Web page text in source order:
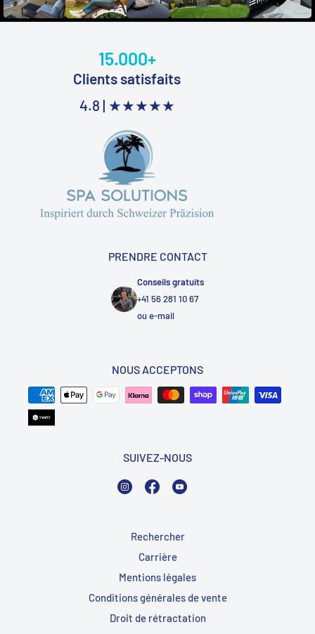
15.000+
Clients satisfaits
4.8 | ★★★★★
PRENDRE CONTACT
Conseils gratuits
+41 56 281 10 67
oue-mail
NOUS ACCEPTONS
SUIVEZ-NOUS
InstagramFacebook
Rechercher
Carrière
Mentions légales
Conditions générales de vente
Droit de rétractation